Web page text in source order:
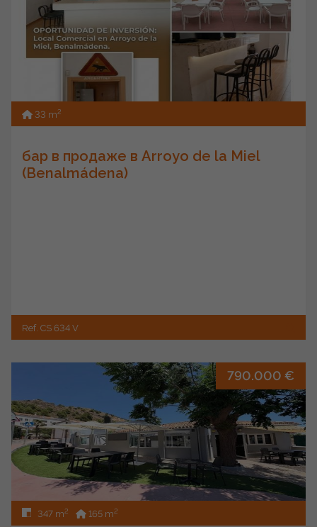
33 m2
бар в продаже в Arroyo de la Miel
(Benalmádena)
Ref. CS 634 V
790.000 €
347 m2 165 m2